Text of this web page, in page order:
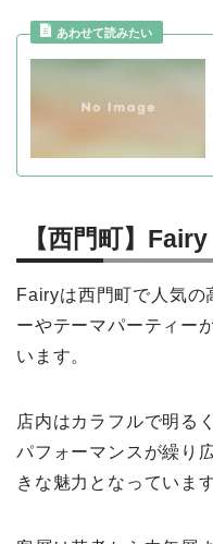
【西門町】
Fairyは西門町で人気の
ーやテーマパーティー
います。
店内はカラフルで明る
パフォーマンスが繰り
きな魅力となっています